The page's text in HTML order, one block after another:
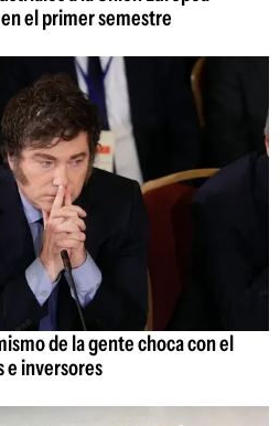
el primer semestre
de la gente choca con el
e inversores